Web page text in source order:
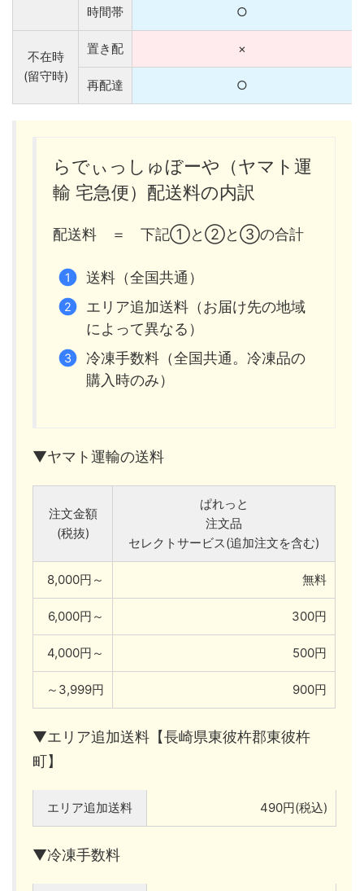
時間帯 ○
不在時
(留守時)
置き配 ×
再配達 ○
らでぃっしゅぼーや（ヤマト運
輸 宅急便）配送料の内訳
配送料 ＝ 下記①と②と③の合計
送料（全国共通）
エリア追加送料（お届け先の地域
によって異なる）
冷凍手数料（全国共通。冷凍品の
購入時のみ）
▼ヤマト運輸の送料
注文金額
(税抜)
ぱれっと
注文品
セレクトサービス(追加注文を含む)
8,000円～ 無料
6,000円～ 300円
4,000円～ 500円
～3,999円 900円
▼エリア追加送料【長崎県東彼杵郡東彼杵
町】
エリア追加送料 490円(税込)
▼冷凍手数料